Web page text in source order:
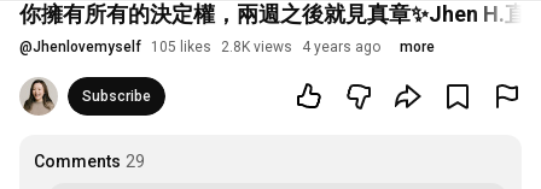
你擁有所有的決定權，兩週之後就見真章✨Jhen H.
@Jhenlovemyself 105 likes 2.8K views 4 years ago more
Subscribe
Comments 29